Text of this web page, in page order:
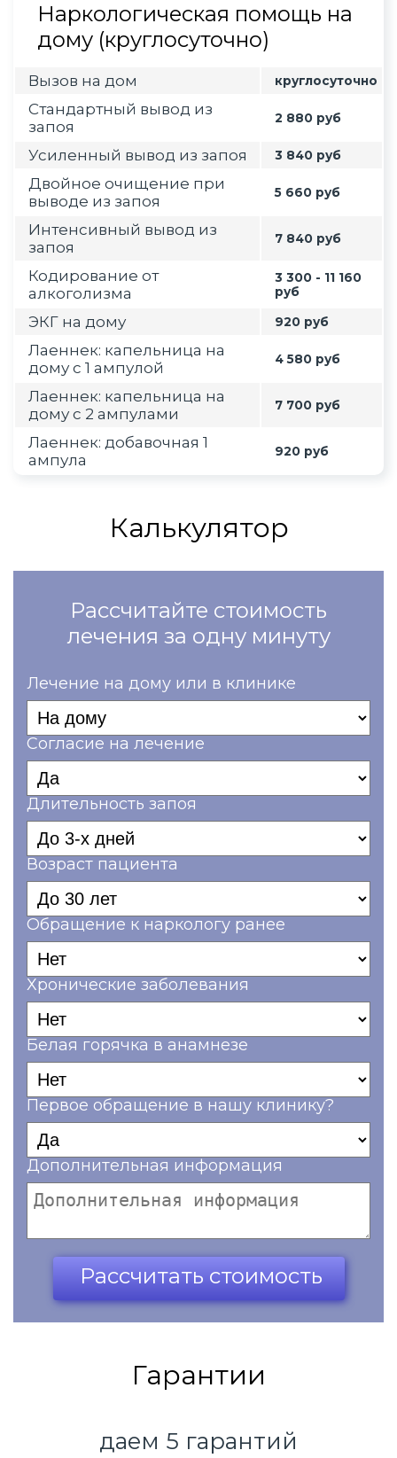
Наркологическая помощь на
дому (круглосуточно)
Вызов на дом круглосуточно
Стандартный вывод из
запоя
2 880 руб
Усиленный вывод из запоя 3 840 руб
Двойное очищение при
выводе из запоя
5 660 руб
Интенсивный вывод из
запоя
7 840 руб
Кодирование от
алкоголизма
3 300 - 11 160
руб
ЭКГ на дому 920 руб
Лаеннек: капельница на
дому с 1 ампулой
4 580 руб
Лаеннек: капельница на
дому с 2 ампулами
7 700 руб
Лаеннек: добавочная 1
ампула
920 руб
Калькулятор
Рассчитайте стоимость
лечения за одну минуту
Лечение на дому или в клинике
Согласие на лечение
Длительность запоя
Возраст пациента
Обращение к наркологу ранее
Хронические заболевания
Белая горячка в анамнезе
Первое обращение в нашу клинику?
Дополнительная информация
Рассчитать стоимость
Ваш телефон*
Гарантии
даем 5 гарантий